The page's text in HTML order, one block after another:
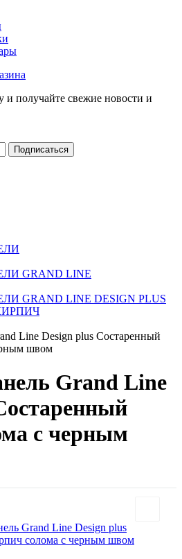
получайте свежие новости и
GRAND LINE
GRAND LINE DESIGN PLUS
Line Design plus Состаренный
швом
Grand Line
с черным